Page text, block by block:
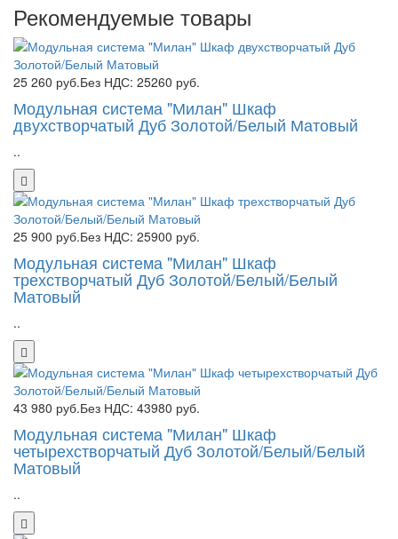
Рекомендуемые товары
25 260 руб.Без НДС: 25260 руб.
Модульная система "Милан" Шкаф
двухстворчатый Дуб Золотой/Белый Матовый
..
25 900 руб.Без НДС: 25900 руб.
Модульная система "Милан" Шкаф
трехстворчатый Дуб Золотой/Белый/Белый
Матовый
..
43 980 руб.Без НДС: 43980 руб.
Модульная система "Милан" Шкаф
четырехстворчатый Дуб Золотой/Белый/Белый
Матовый
..